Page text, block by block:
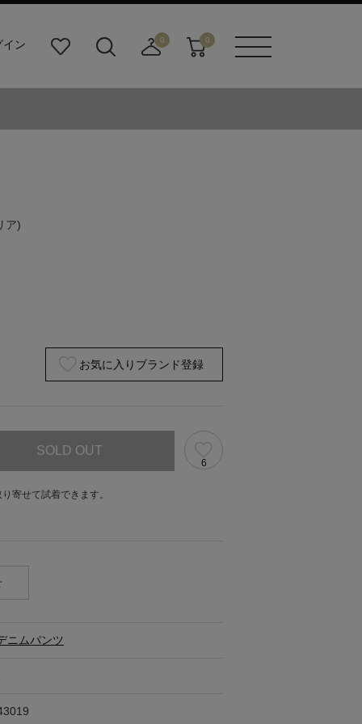
イン
り
ダ
0
寄
0
ア)
お気に入りブランド登録
SOLD OUT
6
寄せて試着できます。
ニムパンツ